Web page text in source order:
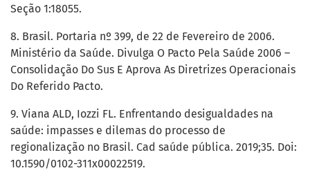
Seção 1:18055.
8. Brasil. Portaria nº 399, de 22 de Fevereiro de 2006.
Ministério da Saúde. Divulga O Pacto Pela Saúde 2006 –
Consolidação Do Sus E Aprova As Diretrizes Operacionais
Do Referido Pacto.
9. Viana ALD, Iozzi FL. Enfrentando desigualdades na
saúde: impasses e dilemas do processo de
regionalização no Brasil. Cad saúde pública. 2019;35. Doi:
10.1590/0102-311x00022519.